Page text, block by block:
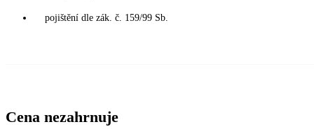
pojištění dle zák. č. 159/99 Sb.
Cena nezahrnuje